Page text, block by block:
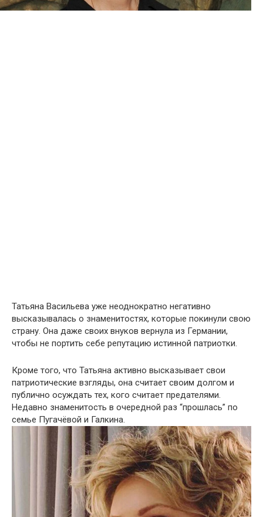
Татьяна Васильева уже неоднократно негативно
высказывалась о знаменитостях, которые покинули свою
страну. Она даже своих внуков вернула из Германии,
чтобы не портить себе репутацию истинной патриотки.
Кроме того, что Татьяна активно высказывает свои
патриотические взгляды, она считает своим долгом и
публично осуждать тех, кого считает предателями.
Недавно знаменитость в очередной раз “прошлась” по
семье Пугачёвой и Галкина.